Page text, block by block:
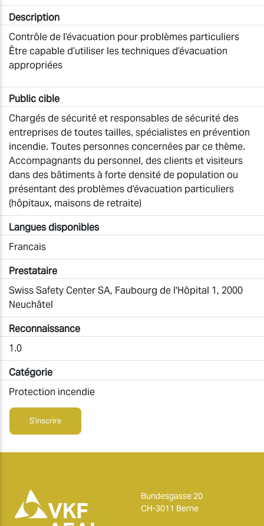
Description
Contrôle de l’évacuation pour problèmes particuliers
Être capable d’utiliser les techniques d’évacuation
appropriées
Public cible
Chargés de sécurité et responsables de sécurité des
entreprises de toutes tailles, spécialistes en prévention
incendie. Toutes personnes concernées par ce thème.
Accompagnants du personnel, des clients et visiteurs
dans des bâtiments à forte densité de population ou
présentant des problèmes d’évacuation particuliers
(hôpitaux, maisons de retraite)
Langues disponibles
Francais
Prestataire
Swiss Safety Center SA, Faubourg de l'Hôpital 1, 2000
Neuchâtel
Reconnaissance
1.0
Catégorie
Protection incendie
S'inscrire
Bundesgasse 20
CH-3011 Berne